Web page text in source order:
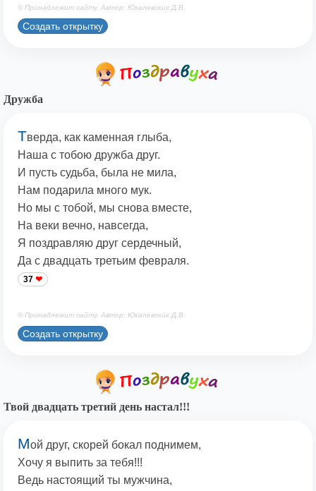
© Принадлежит сайту. Автор: Юкалевских Д.В.
Создать открытку
Дружба
Тверда, как каменная глыба,
Наша с тобою дружба друг.
И пусть судьба, была не мила,
Нам подарила много мук.
Но мы с тобой, мы снова вместе,
На веки вечно, навсегда,
Я поздравляю друг сердечный,
Да с двадцать третьим февраля.
37
© Принадлежит сайту. Автор: Юкалевских Д.В.
Создать открытку
Твой двадцать третий день настал!!!
Мой друг, скорей бокал поднимем,
Хочу я выпить за тебя!!!
Ведь настоящий ты мужчина,